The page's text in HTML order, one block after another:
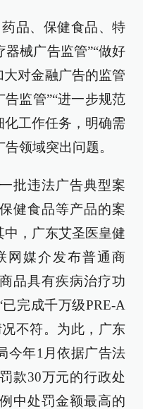
药品、保健食品、特
械广告监管”“做好
大对金融广告的监管
监管”“进一步规范
化工作任务，明确需
领域突出问题。
批违法广告典型案
健食品等产品的案
，广东艾圣医皇健
网媒介发布普通商
品具有疾病治疗功
完成千万级PRE-A
不符。为此，广东
今年1月依据广告法
款30万元的行政处
中处罚金额最高的